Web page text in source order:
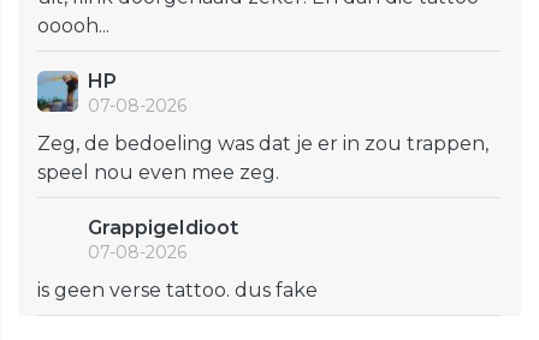
ooooh...
HP
07-08-2026
Zeg, de bedoeling was dat je er in zou trappen,
speel nou even mee zeg.
GrappigeIdioot
07-08-2026
is geen verse tattoo. dus fake